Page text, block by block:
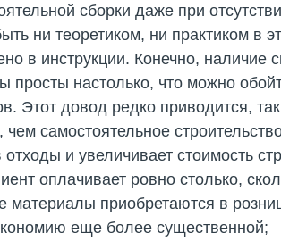
сборки даже при
ни теоретиком, ни практиком в
в инструкции. Конечно, наличие
просты настолько, что можно
Этот довод редко приводится, так
самостоятельное
и увеличивает стоимость
оплачивает ровно столько,
материалы приобретаются в
еще более существенной;